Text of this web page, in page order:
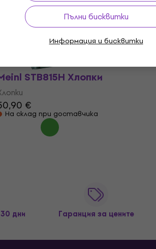
Пълни бисквитки
Информация и бисквитки
Meinl STB55-CH Хлопки
STB815H Хлопки
€
На склад при доставчика
дни Гаранция за цените